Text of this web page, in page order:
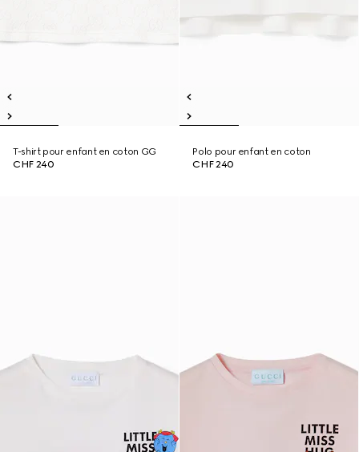
T-shirt pour enfant en coton GG
CHF 240
Polo pour enfant en coton
CHF 240